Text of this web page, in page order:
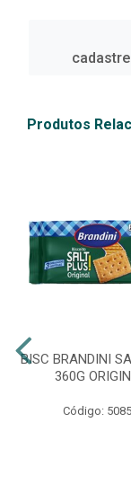
Produtos
BISC BRANDINI
360G
Código: